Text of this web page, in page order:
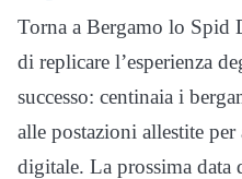
Torna a Bergamo lo Spid
di replicare l’esperienza
successo: centinaia i
alle postazioni allestite
digitale. La prossima data